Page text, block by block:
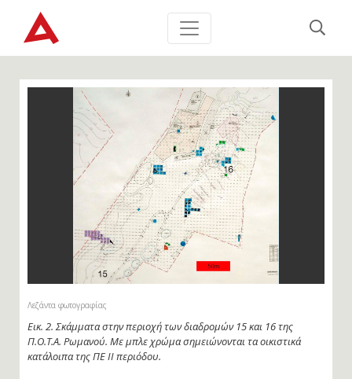
Λεζάντα φωτογραφίας
Εικ. 2. Σκάμματα στην περιοχή των διαδρομών 15 και 16 της
Π.Ο.Τ.Α. Ρωμανού. Με μπλε χρώμα σημειώνονται τα οικιστικά
κατάλοιπα της ΠΕ ΙΙ περιόδου.